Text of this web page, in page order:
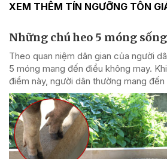
XEM THÊM TÍN NGƯỠNG TÔN
Những chú heo 5 móng
Theo quan niệm dân gian của người
5 móng mang đến điều không may.
điểm này, người dân thường mang đến